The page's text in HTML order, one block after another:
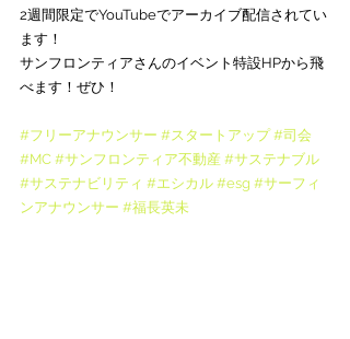
2週間限定でYouTubeでアーカイブ配信されてい
ます！
サンフロンティアさんのイベント特設HPから飛
べます！ぜひ！
#フリーアナウンサー #スタートアップ #司会
#MC #サンフロンティア不動産 #サステナブル
#サステナビリティ #エシカル #esg #サーフィ
ンアナウンサー #福長英未